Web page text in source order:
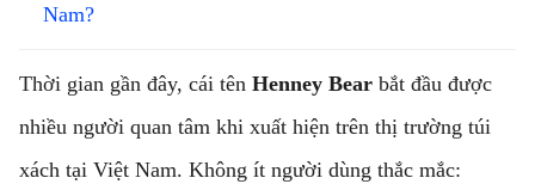
Nam?
Thời gian gần đây, cái tên Henney Bear bắt đầu được
nhiều người quan tâm khi xuất hiện trên thị trường túi
xách tại Việt Nam. Không ít người dùng thắc mắc: